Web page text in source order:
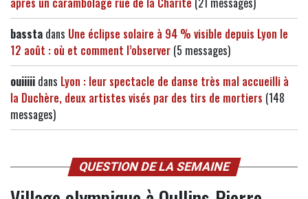
bassta dans Une éclipse solaire à 94 % visible depuis Lyon le
12 août : où et comment l’observer (5 messages)
ouiiiii dans Lyon : leur spectacle de danse très mal accueilli à
la Duchère, deux artistes visés par des tirs de mortiers (148
messages)
QUESTION DE LA SEMAINE